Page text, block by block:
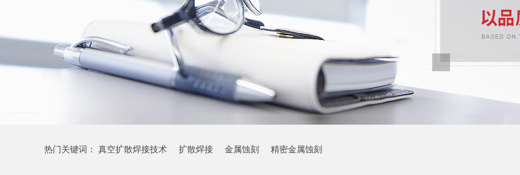
热门关键词： 真空扩散焊接技术 扩散焊接 金属蚀刻 精密金属蚀刻